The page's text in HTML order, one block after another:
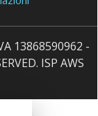
13868590962 -
ISP AWS